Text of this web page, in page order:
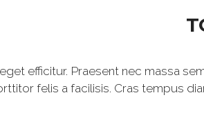
efficitur. Praesent nec massa
felis a facilisis. Cras tempus